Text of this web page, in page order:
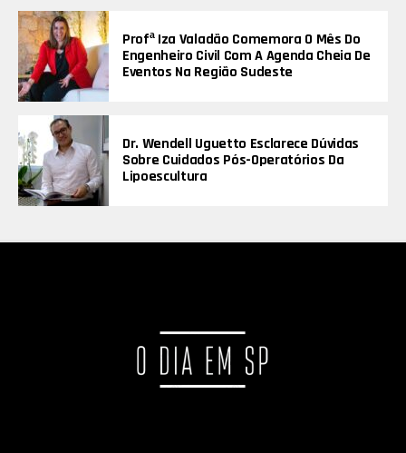
Profª Iza Valadão Comemora O Mês Do
Engenheiro Civil Com A Agenda Cheia De
Eventos Na Região Sudeste
Dr. Wendell Uguetto Esclarece Dúvidas
Sobre Cuidados Pós-Operatórios Da
Lipoescultura